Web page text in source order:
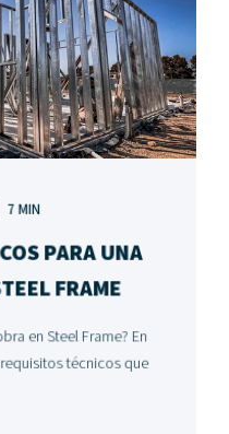
7 MIN
PARA UNA
FRAME
en Steel Frame? En
técnicos que